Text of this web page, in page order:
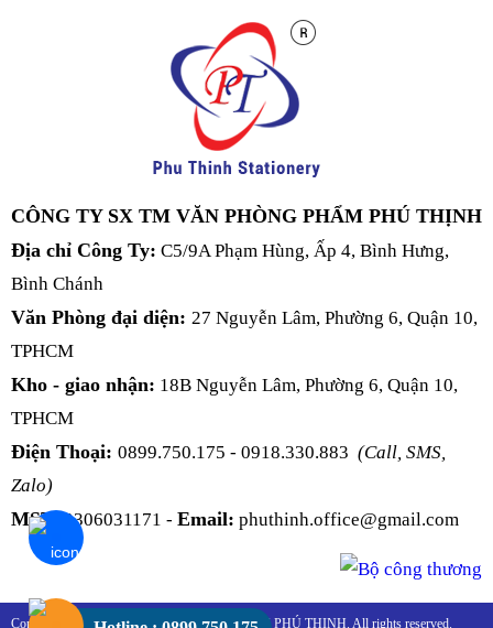
CÔNG TY SX TM VĂN PHÒNG PHẨM PHÚ THỊNH
Địa chỉ Công Ty: C5/9A Phạm Hùng, Ấp 4, Bình Hưng,
Bình Chánh
Văn Phòng đại diện: 27 Nguyễn Lâm, Phường 6, Quận 10,
TPHCM
Kho - giao nhận: 18B Nguyễn Lâm, Phường 6, Quận 10,
TPHCM
Điện Thoại: 0899.750.175 - 0918.330.883 (Call, SMS,
Zalo)
MST: 0306031171 - Email: phuthinh.office@gmail.com
Copyright 2016 - 2026 © VĂN PHÒNG PHẨM PHÚ THỊNH. All rights reserved.